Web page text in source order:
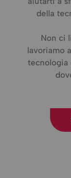
della
Non ci
lavoriamo
tecnologia